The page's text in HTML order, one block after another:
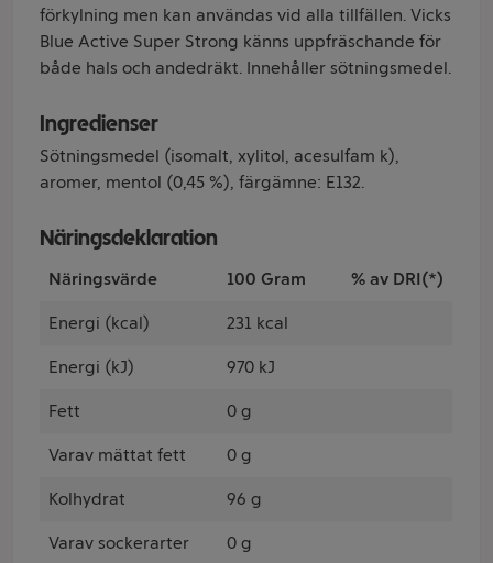
förkylning men kan användas vid alla tillfällen. Vicks
Blue Active Super Strong känns uppfräschande för
både hals och andedräkt. Innehåller sötningsmedel.
Ingredienser
Sötningsmedel (isomalt, xylitol, acesulfam k),
aromer, mentol (0,45 %), färgämne: E132.
Näringsdeklaration
Näringsvärde 100 Gram % av DRI(*)
Energi (kcal) 231 kcal
Energi (kJ) 970 kJ
Fett 0 g
Varav mättat fett 0 g
Kolhydrat 96 g
Varav sockerarter 0 g